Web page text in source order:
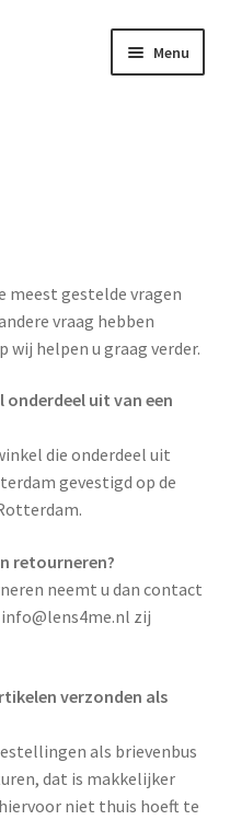
Menu
meest gestelde vragen
vraag hebben
helpen u graag verder.
onderdeel uit van een
die onderdeel uit
gevestigd op de
retourneren?
neemt u dan contact
zij
verzonden als
als brievenbus
dat is makkelijker
niet thuis hoeft te